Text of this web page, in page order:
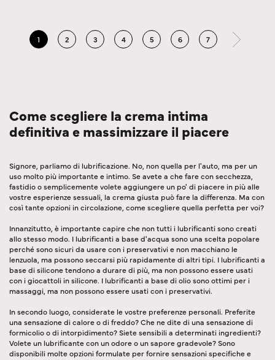
1 2 3 4 5 6 7
Come scegliere la crema intima
definitiva e massimizzare il piacere
Signore, parliamo di lubrificazione. No, non quella per l'auto, ma per un
uso molto più importante e intimo. Se avete a che fare con secchezza,
fastidio o semplicemente volete aggiungere un po' di piacere in più alle
vostre esperienze sessuali, la crema giusta può fare la differenza. Ma con
così tante opzioni in circolazione, come scegliere quella perfetta per voi?
Innanzitutto, è importante capire che non tutti i lubrificanti sono creati
allo stesso modo. I lubrificanti a base d'acqua sono una scelta popolare
perché sono sicuri da usare con i preservativi e non macchiano le
lenzuola, ma possono seccarsi più rapidamente di altri tipi. I lubrificanti a
base di silicone tendono a durare di più, ma non possono essere usati
con i giocattoli in silicone. I lubrificanti a base di olio sono ottimi per i
massaggi, ma non possono essere usati con i preservativi.
In secondo luogo, considerate le vostre preferenze personali. Preferite
una sensazione di calore o di freddo? Che ne dite di una sensazione di
formicolio o di intorpidimento? Siete sensibili a determinati ingredienti?
Volete un lubrificante con un odore o un sapore gradevole? Sono
disponibili molte opzioni formulate per fornire sensazioni specifiche e